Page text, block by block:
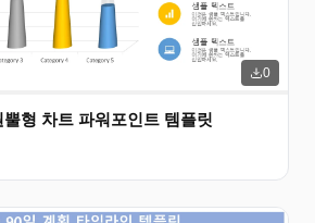
0
형 차트 파워포인트 템플릿